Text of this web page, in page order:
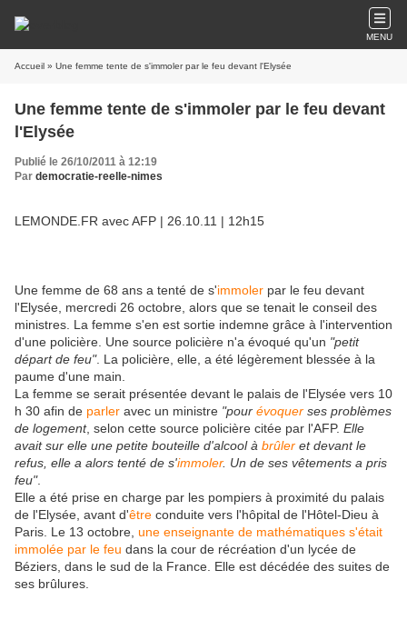
MENU
Accueil » Une femme tente de s'immoler par le feu devant l'Elysée
Une femme tente de s'immoler par le feu devant
l'Elysée
Publié le 26/10/2011 à 12:19
Par democratie-reelle-nimes
LEMONDE.FR avec AFP | 26.10.11 | 12h15
Une femme de 68 ans a tenté de s'immoler par le feu devant
l'Elysée, mercredi 26 octobre, alors que se tenait le conseil des
ministres. La femme s'en est sortie indemne grâce à l'intervention
d'une policière. Une source policière n'a évoqué qu'un "petit
départ de feu". La policière, elle, a été légèrement blessée à la
paume d'une main.
La femme se serait présentée devant le palais de l'Elysée vers 10
h 30 afin de parler avec un ministre "pour évoquer ses problèmes
de logement, selon cette source policière citée par l'AFP. Elle
avait sur elle une petite bouteille d'alcool à brûler et devant le
refus, elle a alors tenté de s'immoler. Un de ses vêtements a pris
feu".
Elle a été prise en charge par les pompiers à proximité du palais
de l'Elysée, avant d'être conduite vers l'hôpital de l'Hôtel-Dieu à
Paris. Le 13 octobre, une enseignante de mathématiques s'était
immolée par le feu dans la cour de récréation d'un lycée de
Béziers, dans le sud de la France. Elle est décédée des suites de
ses brûlures.